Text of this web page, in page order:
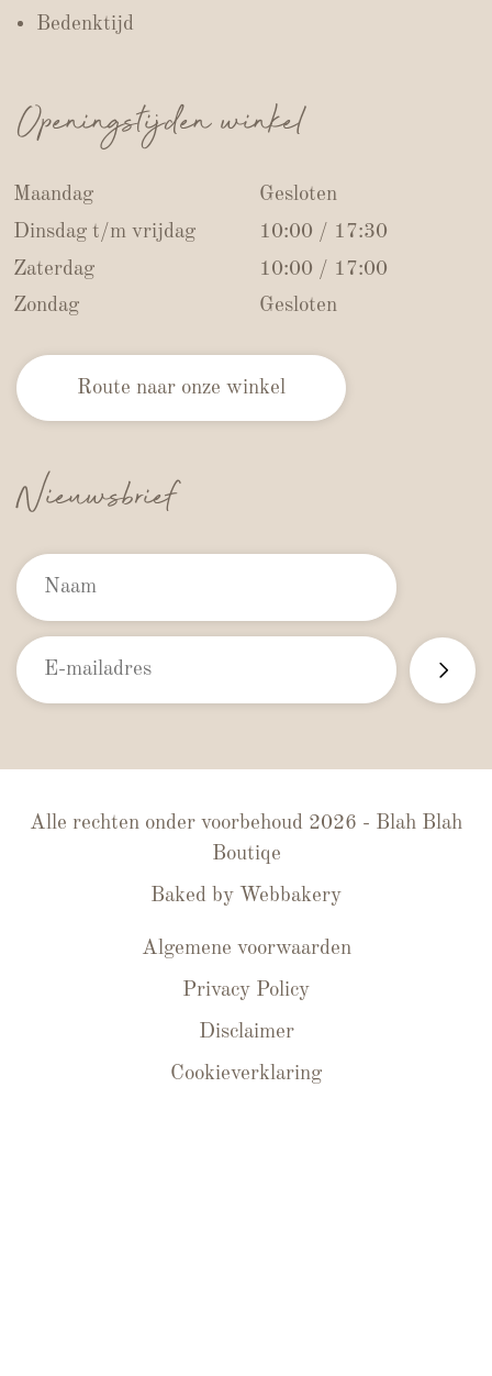
Bedenktijd
Openingstijden winkel
Maandag
Gesloten
Dinsdag t/m vrijdag
10:00 / 17:30
Zaterdag
10:00 / 17:00
Zondag
Gesloten
Route naar onze winkel
Nieuwsbrief
Alle rechten onder voorbehoud 2026 - Blah Blah
Boutiqe
Baked by Webbakery
Algemene voorwaarden
Privacy Policy
Disclaimer
Cookieverklaring